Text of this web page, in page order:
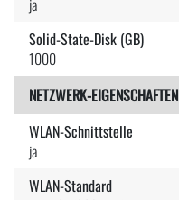
ja
Solid-State-Disk (GB)
1000
NETZWERK-EIGENSCHAFTEN
WLAN-Schnittstelle
ja
WLAN-Standard